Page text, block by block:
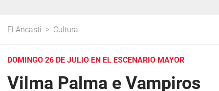
El Ancasti > Cultura
DOMINGO 26 DE JULIO EN EL ESCENARIO MAYOR
Vilma Palma e Vampiros